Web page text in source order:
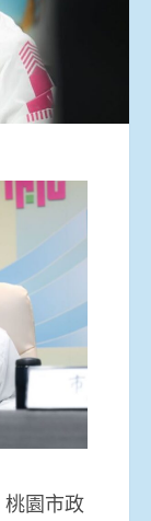
桃園市政